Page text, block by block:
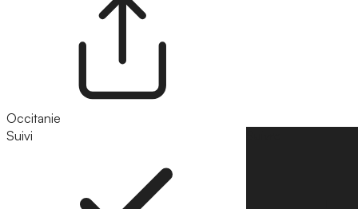
Occitanie
Suivi